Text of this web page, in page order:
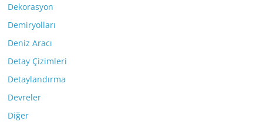
Dekorasyon
Demiryolları
Deniz Aracı
Detay Çizimleri
Detaylandırma
Devreler
Diğer